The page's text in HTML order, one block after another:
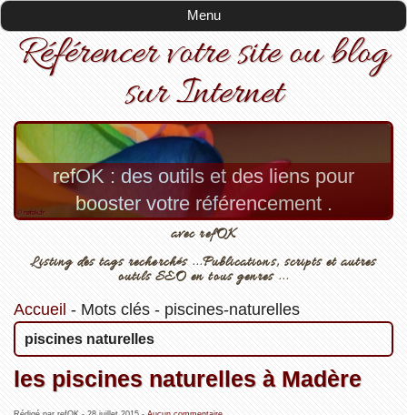
Menu
Référencer votre site ou blog
sur Internet
refOK : des outils et des liens pour
booster votre référencement .
avec refOK
Listing des tags recherchés ...Publications, scripts et autres
outils SEO en tous genres ...
Accueil - Mots clés- piscines-naturelles
piscines naturelles
les piscines naturelles à Madère